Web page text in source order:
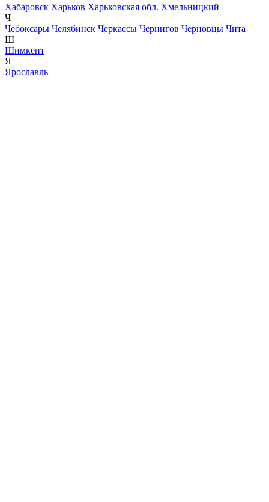
Хабаровск Харьков Харьковская обл. Хмельницкий
Ч
Чебоксары Челябинск Черкассы Чернигов Черновцы Чита
Ш
Шимкент
Я
Ярославль